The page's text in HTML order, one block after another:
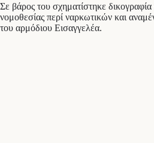
Σε βάρος του σχηματίστηκε δικογραφία
νομοθεσίας περί ναρκωτικών και
του αρμόδιου Εισαγγελέα.